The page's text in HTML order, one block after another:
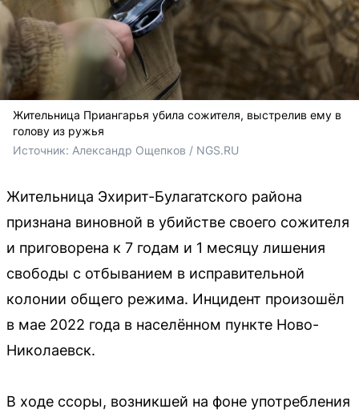
Жительница Приангарья убила сожителя, выстрелив ему в
голову из ружья
Источник: Александр Ощепков / NGS.RU
Жительница Эхирит-Булагатского района
признана виновной в убийстве своего сожителя
и приговорена к 7 годам и 1 месяцу лишения
свободы с отбыванием в исправительной
колонии общего режима. Инцидент произошёл
в мае 2022 года в населённом пункте Ново-
Николаевск.
В ходе ссоры, возникшей на фоне употребления